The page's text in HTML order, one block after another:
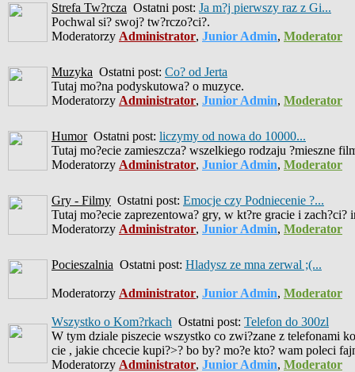
Strefa Tw?rcza Ostatni post: Ja m?j pierwszy raz z Gi...
Pochwal si? swoj? tw?rczo?ci?.
Moderatorzy Administrator, Junior Admin, Moderator
Muzyka Ostatni post: Co? od Jerta
Tutaj mo?na podyskutowa? o muzyce.
Moderatorzy Administrator, Junior Admin, Moderator
HumorOstatni post: liczymy od nowa do 10000...
Tutaj mo?ecie zamieszcza? wszelkiego rodzaju ?mieszne
Moderatorzy Administrator, Junior Admin, Moderator
Gry - Filmy Ostatni post: Emocje czy Podniecenie ?...
Tutaj mo?ecie zaprezentowa? gry, w kt?re gracie i zach?ci?
Moderatorzy Administrator, Junior Admin, Moderator
Pocieszalnia Ostatni post: Hladysz ze mna zerwal ;(...
Moderatorzy Administrator, Junior Admin, Moderator
Wszystko o Kom?rkach Ostatni post: Telefon do 300zl
W tym dziale piszecie wszystko co zwi?zane z telefonami
cie , jakie chcecie kupi?>? bo by? mo?e kto? wam poleci
Moderatorzy Administrator, Junior Admin, Moderator